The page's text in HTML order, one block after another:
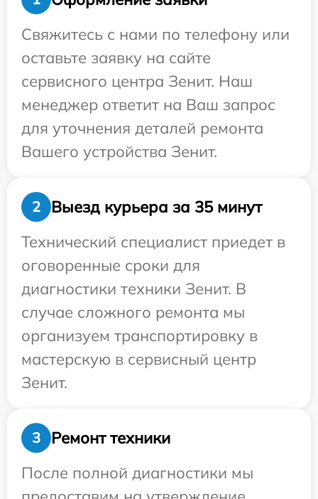
Свяжитесь с нами по телефону или
оставьте заявку на сайте
сервисного центра Зенит. Наш
менеджер ответит на Ваш запрос
для уточнения деталей ремонта
Вашего устройства Зенит.
2
Выезд курьера за 35 минут
Технический специалист приедет в
оговоренные сроки для
диагностики техники Зенит. В
случае сложного ремонта мы
организуем транспортировку в
мастерскую в сервисный центр
Зенит.
3
Ремонт техники
После полной диагностики мы